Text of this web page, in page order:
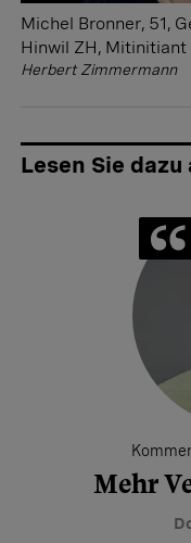
Michel Bronner, 51,
Hinwil ZH, Mitinitiant
Herbert Zimmermann
Lesen Sie dazu
Mehr